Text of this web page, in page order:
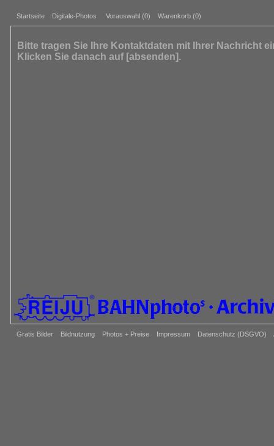
Startseite Digitale-Photos Vorauswahl (0) Warenkorb (0)
Gratis Bilder Bildnutzung Photos + Preise Impressum Datenschutz (DSGVO)
Bitte tragen Sie Ihre Kontaktdaten mit Ihrer Nachricht
Klicken Sie danach auf [absenden].